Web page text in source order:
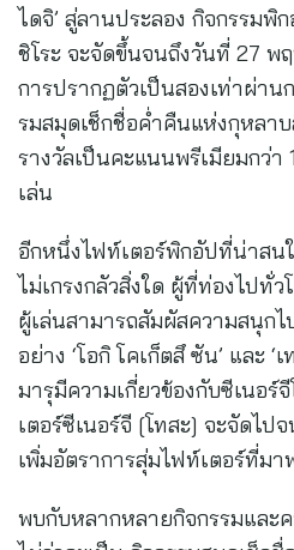
ไดจิ’ สู่ลานประลอง กิจกรรมพิ
ชิโระ จะจัดขึ้นจนถึงวันที่ 27 พ
การปรากฏตัวเป็นสองเท่าผ่าน
รมสมุดเช็กชื่อค่ำคืนแห่งกุหลา
รางวัลเป็นคะแนนพรีเมียมกว่
เล่น
อีกหนึ่งไฟท์เตอร์พิกอัปที่น่าสน
ไม่เกรงกลัวสิ่งใด ผู้ที่ท่องไปทั่
ผู้เล่นสามารถสัมผัสความสนุกไ
อย่าง ‘โอกิ โคเก็ตสึ ซัน’ และ ‘
มารุมีความเกี่ยวข้องกับซีเนอร์
เตอร์ซีเนอร์จี [โทสะ] จะจัดไ
เพิ่มอัตราการสุ่มไฟท์เตอร์ที่มา
พบกับหลากหลายกิจกรรมและ